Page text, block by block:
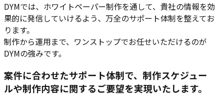
DYMでは、ホワイトペーパー制作を通して、貴社の情報を効
果的に発信していけるよう、万全のサポート体制を整えてお
ります。
制作から運用まで、ワンストップでお任せいただけるのが
DYMの強みです。
案件に合わせたサポート体制で、制作スケジュー
ルや制作内容に関するご要望を実現いたします。